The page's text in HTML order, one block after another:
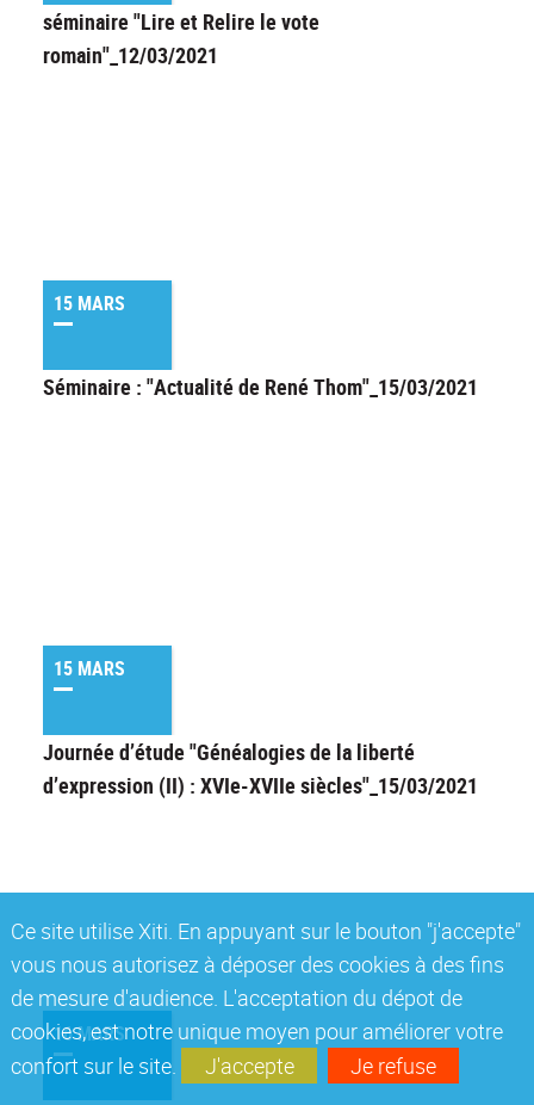
Ce site utilise Xiti. En appuyant sur le bouton "j'accepte"
vous nous autorisez à déposer des cookies à des fins
de mesure d'audience. L'acceptation du dépot de
cookies, est notre unique moyen pour améliorer votre
confort sur le site.
J'accepte Je refuse
séminaire "Lire et Relire le vote
romain"_12/03/2021
15 MARS
Séminaire : "Actualité de René Thom"_15/03/2021
15 MARS
Journée d’étude "Généalogies de la liberté
d’expression (II) : XVIe-XVIIe siècles"_15/03/2021
16 MARS